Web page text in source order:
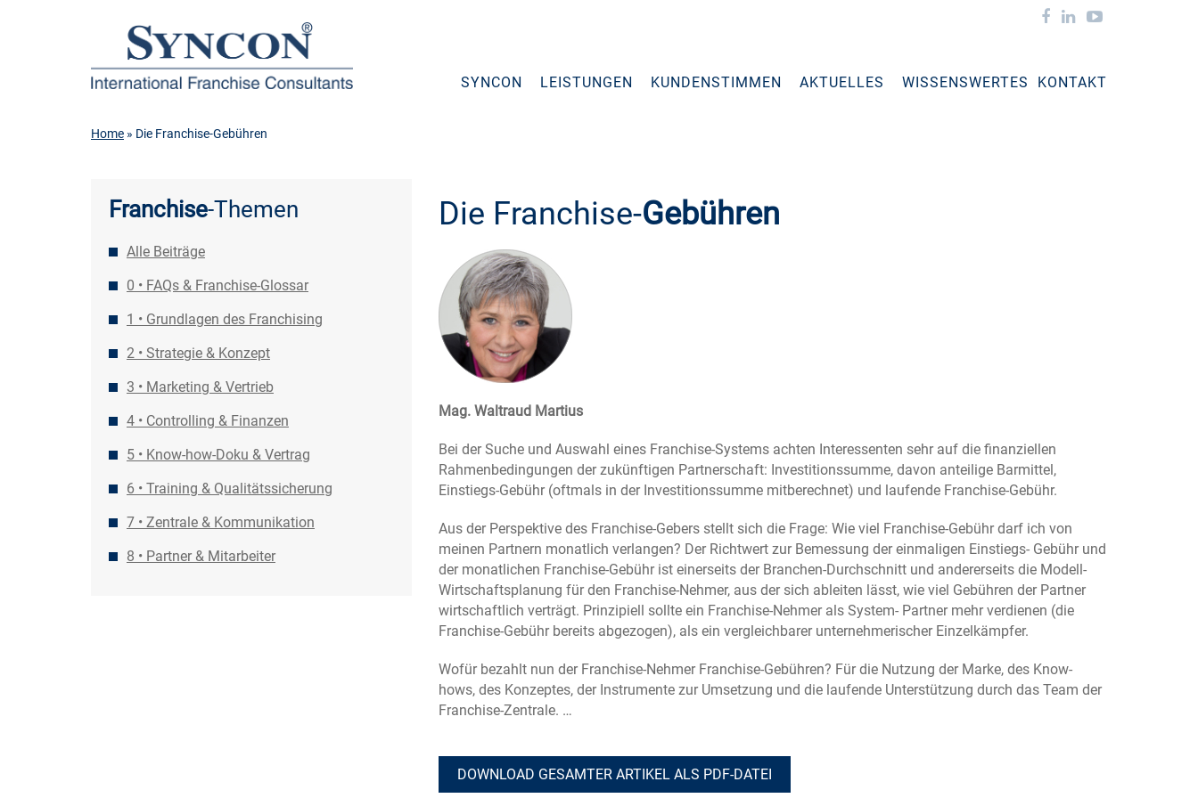
SYNCON LEISTUNGEN KUNDENSTIMMEN AKTUELLES WISSENSWERTES KONTAKT
Home » Die Franchise-Gebühren
Franchise-Themen
Alle Beiträge
0 • FAQs & Franchise-Glossar
1 • Grundlagen des Franchising
2 • Strategie & Konzept
3 • Marketing & Vertrieb
4 • Controlling & Finanzen
5 • Know-how-Doku & Vertrag
6 • Training & Qualitätssicherung
7 • Zentrale & Kommunikation
8 • Partner & Mitarbeiter
Die Franchise-Gebühren
Mag. Waltraud Martius
Bei der Suche und Auswahl eines Franchise-Systems achten Interessenten sehr auf die finanziellen
Rahmenbedingungen der zukünftigen Partnerschaft: Investitionssumme, davon anteilige Barmittel,
Einstiegs-Gebühr (oftmals in der Investitionssumme mitberechnet) und laufende Franchise-Gebühr.
Aus der Perspektive des Franchise-Gebers stellt sich die Frage: Wie viel Franchise-Gebühr darf ich von
meinen Partnern monatlich verlangen? Der Richtwert zur Bemessung der einmaligen Einstiegs- Gebühr und
der monatlichen Franchise-Gebühr ist einerseits der Branchen-Durchschnitt und andererseits die Modell-
Wirtschaftsplanung für den Franchise-Nehmer, aus der sich ableiten lässt, wie viel Gebühren der Partner
wirtschaftlich verträgt. Prinzipiell sollte ein Franchise-Nehmer als System- Partner mehr verdienen (die
Franchise-Gebühr bereits abgezogen), als ein vergleichbarer unternehmerischer Einzelkämpfer.
Wofür bezahlt nun der Franchise-Nehmer Franchise-Gebühren? Für die Nutzung der Marke, des Know-
hows, des Konzeptes, der Instrumente zur Umsetzung und die laufende Unterstützung durch das Team der
Franchise-Zentrale. …
DOWNLOAD GESAMTER ARTIKEL ALS PDF-DATEI